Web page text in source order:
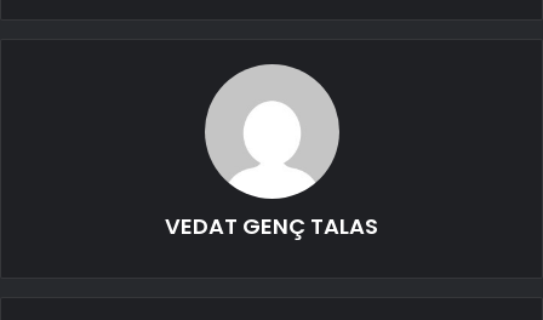
VEDAT GENÇ TALAS